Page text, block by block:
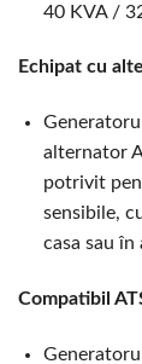
40 KVA /
Echipat cu
alternator
potrivit
sensibile,
casa sau în
Compatibil